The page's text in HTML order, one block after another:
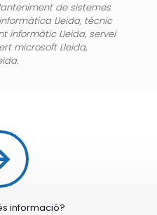
de sistemes
Lleida, tècnic
informàtic Lleida, servei
microsoft Lleida,
informació?